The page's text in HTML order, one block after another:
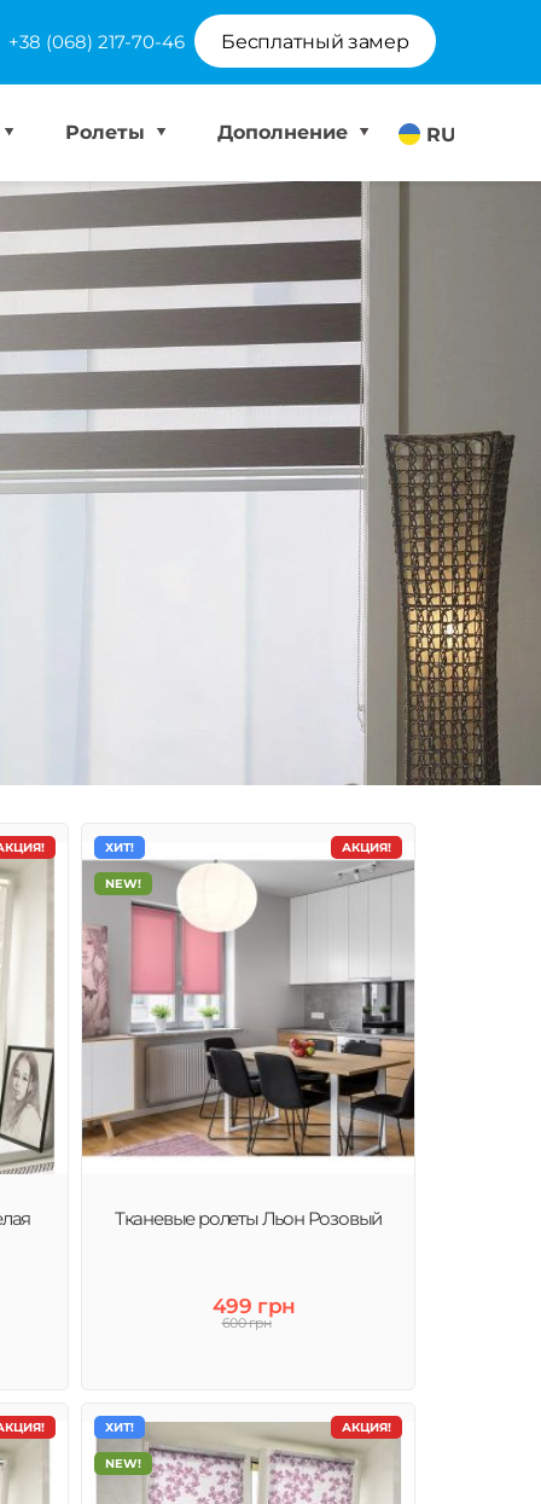
+38 (068) 217-70-46 Бесплатный замер
RU
Ролеты Дополнение
АКЦИЯ!
ХИТ!
NEW!
Тканевые ролеты Льон Розовый
499 грн
600 грн
АКЦИЯ!
ХИТ!
NEW!